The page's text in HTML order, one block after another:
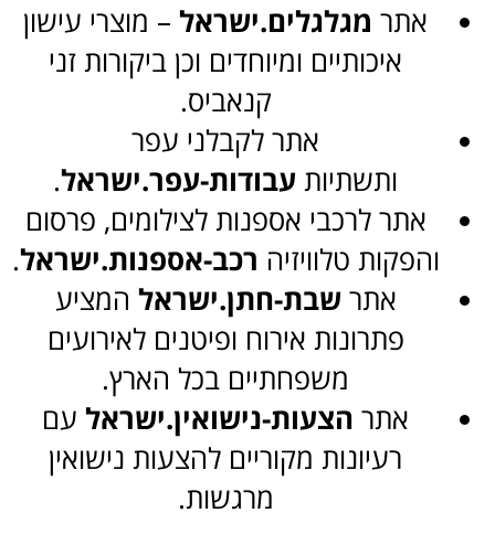
אתר מגלגלים.ישראל – מוצרי עישון
איכותיים ומיוחדים וכן ביקורות זני
קנאביס.
אתר לקבלני עפר
ותשתיות עבודות-עפר.ישראל.
אתר לרכבי אספנות לצילומים, פרסום
והפקות טלוויזיה רכב-אספנות.ישראל.
אתרשבת-חתן.ישראל המציע
פתרונות אירוח ופיטנים לאירועים
משפחתיים בכל הארץ.
אתר הצעות-נישואין.ישראל עם
רעיונות מקוריים להצעות נישואין
מרגשות.